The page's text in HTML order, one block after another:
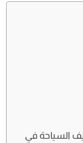
السياحة في